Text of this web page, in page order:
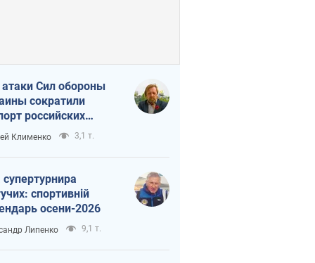
атаки Сил обороны
сократили
российских
Клименко 3,1 т.
спортивній
осени-2026
Липенко 9,1 т.